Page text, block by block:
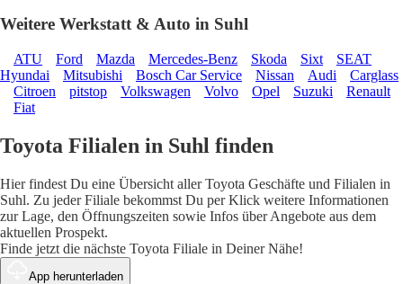
Weitere Werkstatt & Auto in Suhl
ATU Ford Mazda Mercedes-Benz Skoda Sixt
SEAT
Hyundai
Mitsubishi Bosch Car Service Nissan Audi
Carglass
Citroen
pitstop Volkswagen Volvo Opel Suzuki
Renault
Fiat
Toyota Filialen in Suhl finden
Hier findest Du eine Übersicht aller Toyota Geschäfte und Filialen in
Suhl. Zu jeder Filiale bekommst Du per Klick weitere Informationen
zur Lage, den Öffnungszeiten sowie Infos über Angebote aus dem
aktuellen Prospekt.
Finde jetzt die nächste Toyota Filiale in Deiner Nähe!
App herunterladen